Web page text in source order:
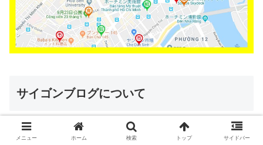
サイゴンブログについて
メニュー ホーム 検索 トップ サイドバー